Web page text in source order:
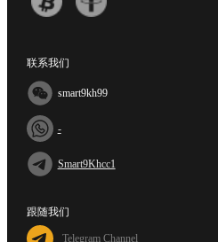
联系我们
smart9kh99
-
Smart9Khcc1
跟随我们
Telegram Channel